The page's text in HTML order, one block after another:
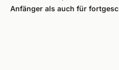
Anfänger als auch für